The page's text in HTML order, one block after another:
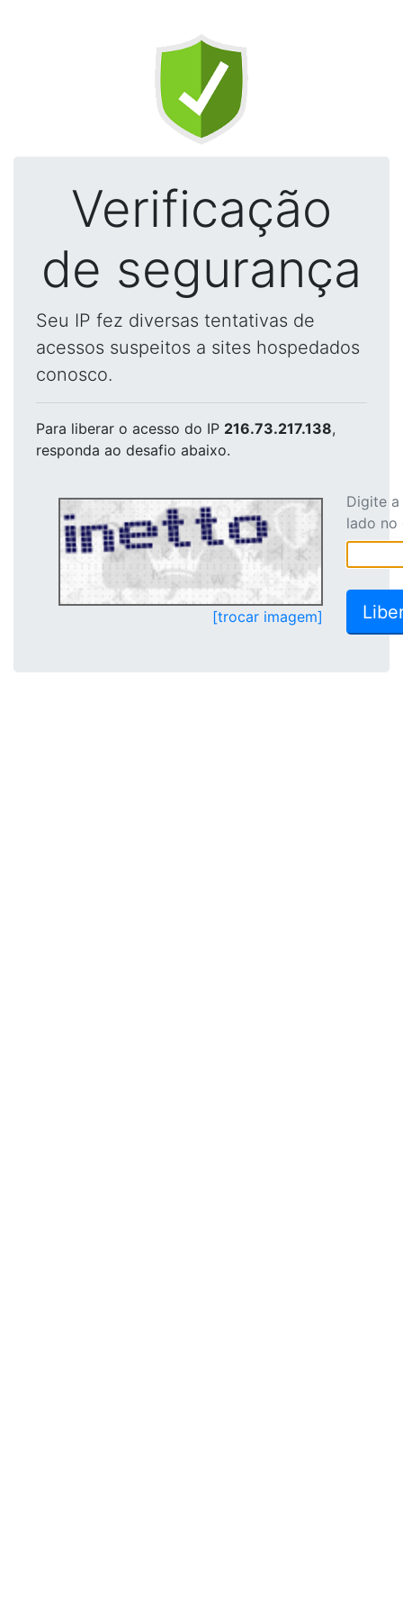
Verificação
de segurança
Seu IP fez diversas tentativas de
acessos suspeitos a sites hospedados
conosco.
Para liberar o acesso do IP 216.73.217.138,
responda ao desafio abaixo.
[trocar imagem]
Digite
lado no